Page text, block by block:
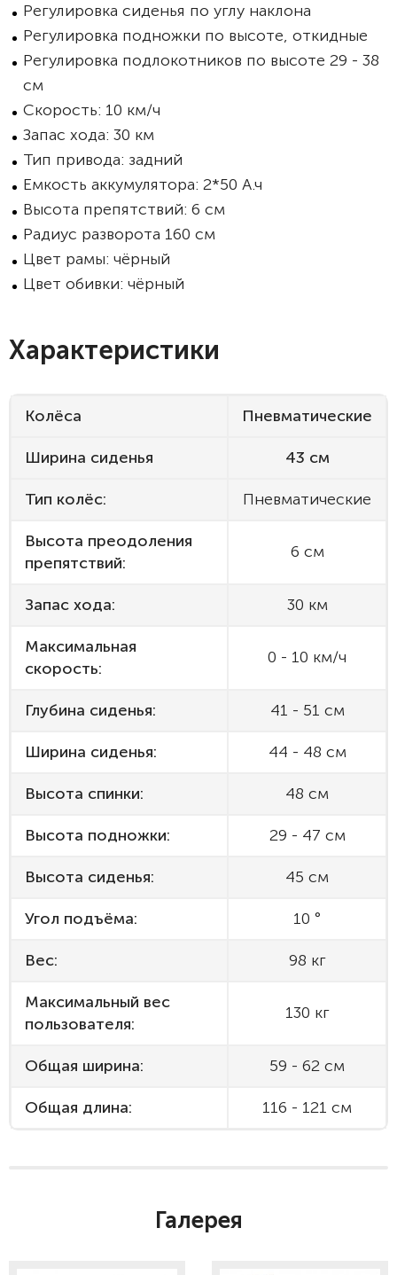
Регулировка сиденья по углу наклона
Регулировка подножки по высоте, откидные
Регулировка подлокотников по высоте 29 - 38
см
Скорость: 10 км/ч
Запас хода: 30 км
Тип привода: задний
Емкость аккумулятора: 2*50 А.ч
Высота препятствий: 6 см
Радиус разворота 160 см
Цвет рамы: чёрный
Цвет обивки: чёрный
Характеристики
Колёса Пневматические
Ширина сиденья 43 см
Тип колёс: Пневматические
Высота преодоления
препятствий:
6 см
Запас хода: 30 км
Максимальная
скорость:
0 - 10 км/ч
Глубина сиденья: 41 - 51 см
Ширина сиденья: 44 - 48 см
Высота спинки: 48 см
Высота подножки: 29 - 47 см
Высота сиденья: 45 см
Угол подъёма: 10 °
Вес: 98 кг
Максимальный вес
пользователя:
130 кг
Общая ширина: 59 - 62 см
Общая длина: 116 - 121 см
Галерея